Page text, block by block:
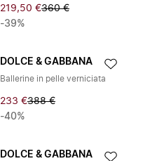
219,50 €360 €
-39%
DOLCE & GABBANA
Ballerine in pelle verniciata
233 €388 €
-40%
DOLCE & GABBANA